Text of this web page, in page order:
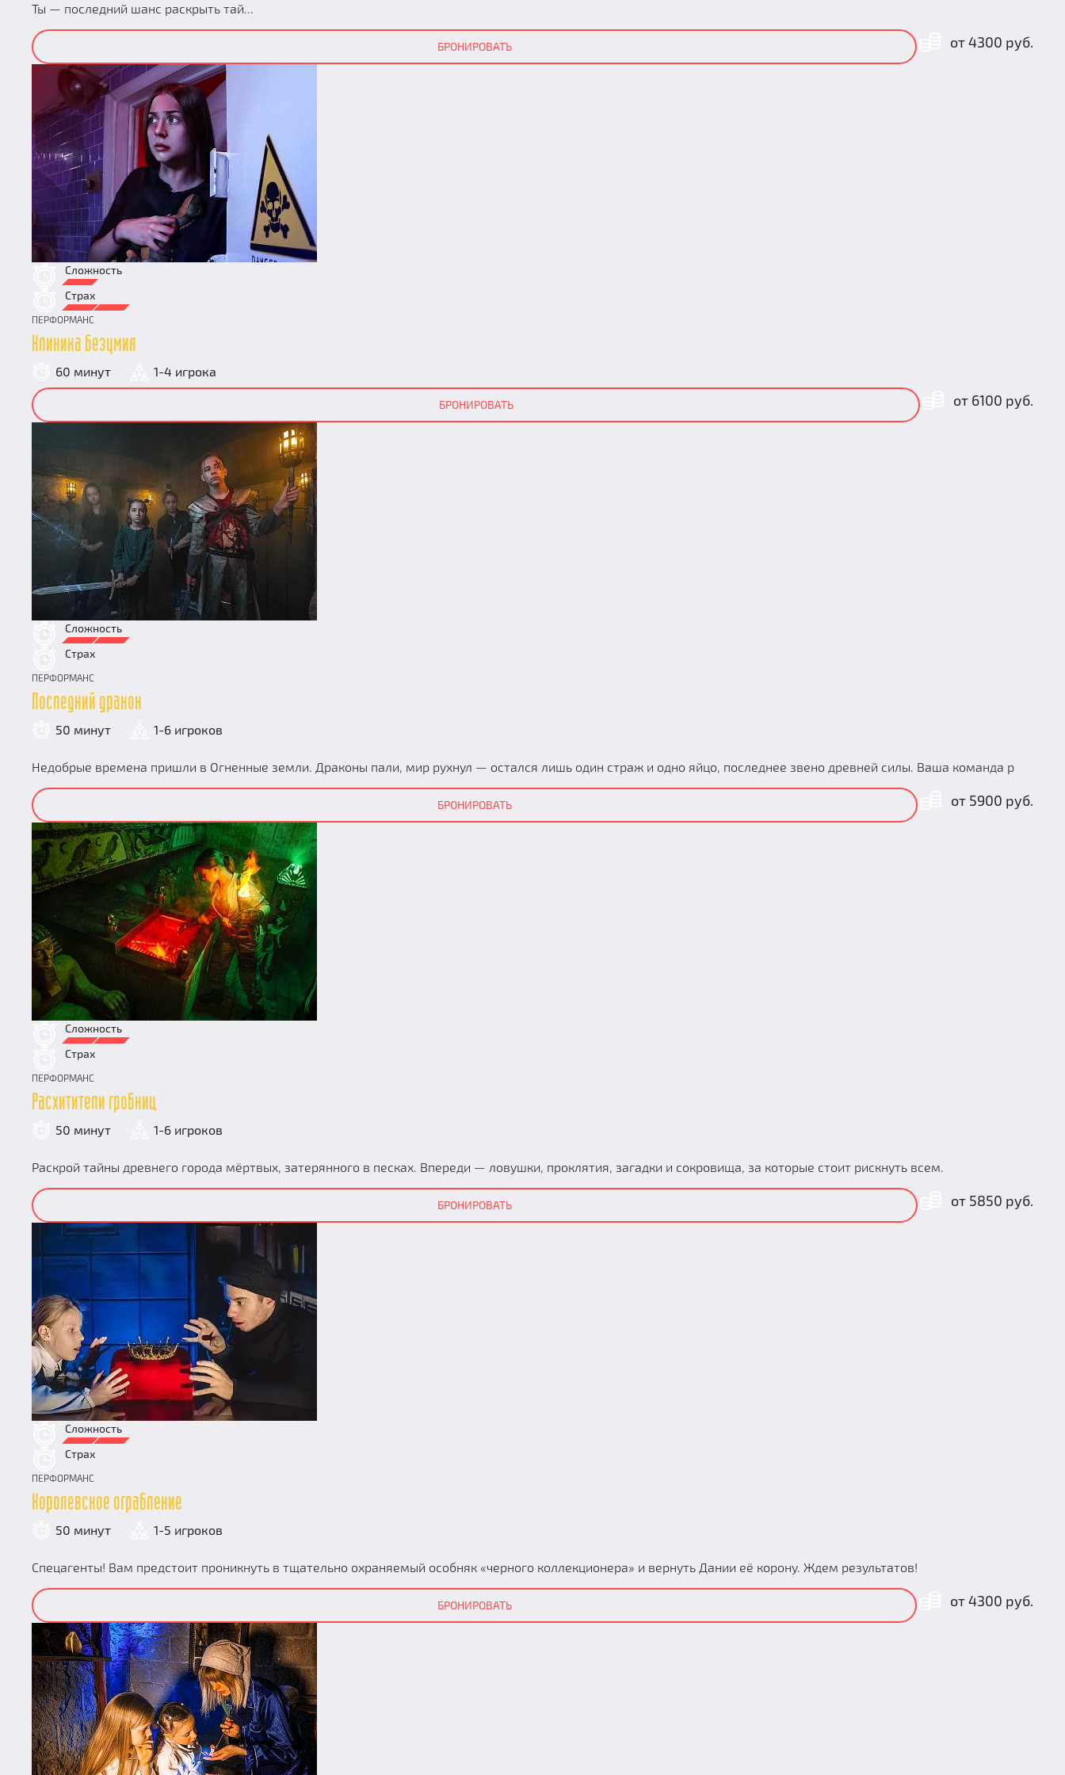
Ты — последний шанс раскрыть тай...
от 4300 руб.
БРОНИРОВАТЬ
Сложность
Страх
ПЕРФОРМАНС
Клиника безумия
60 минут 1-4 игрока
от 6100 руб.
БРОНИРОВАТЬ
Сложность
Страх
ПЕРФОРМАНС
Последний дракон
50 минут 1-6 игроков
Недобрые времена пришли в Огненные земли. Драконы пали, мир рухнул — остался лишь один страж и одно яйцо, последнее звено древней силы. Ваша команда р
от 5900 руб.
БРОНИРОВАТЬ
Сложность
Страх
ПЕРФОРМАНС
Расхитители гробниц
50 минут 1-6 игроков
Раскрой тайны древнего города мёртвых, затерянного в песках. Впереди — ловушки, проклятия, загадки и сокровища, за которые стоит рискнуть всем.
от 5850 руб.
БРОНИРОВАТЬ
Сложность
Страх
ПЕРФОРМАНС
Королевское ограбление
50 минут 1-5 игроков
Спецагенты! Вам предстоит проникнуть в тщательно охраняемый особняк «черного коллекционера» и вернуть Дании её корону. Ждем результатов!
от 4300 руб.
БРОНИРОВАТЬ